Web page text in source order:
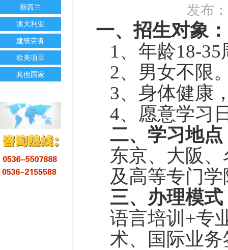
新西兰
澳大利亚
建筑劳务
欧美项目
其他国家
发布
一、招生对象：
1、年龄18-
2、男女不限
3、身体健康
4、愿意学习
二、学习地点
东京、大阪
及高等专门学
三、办理模式
语言培训+专
术、国际业务